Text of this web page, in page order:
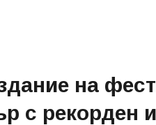
на
с рекорден